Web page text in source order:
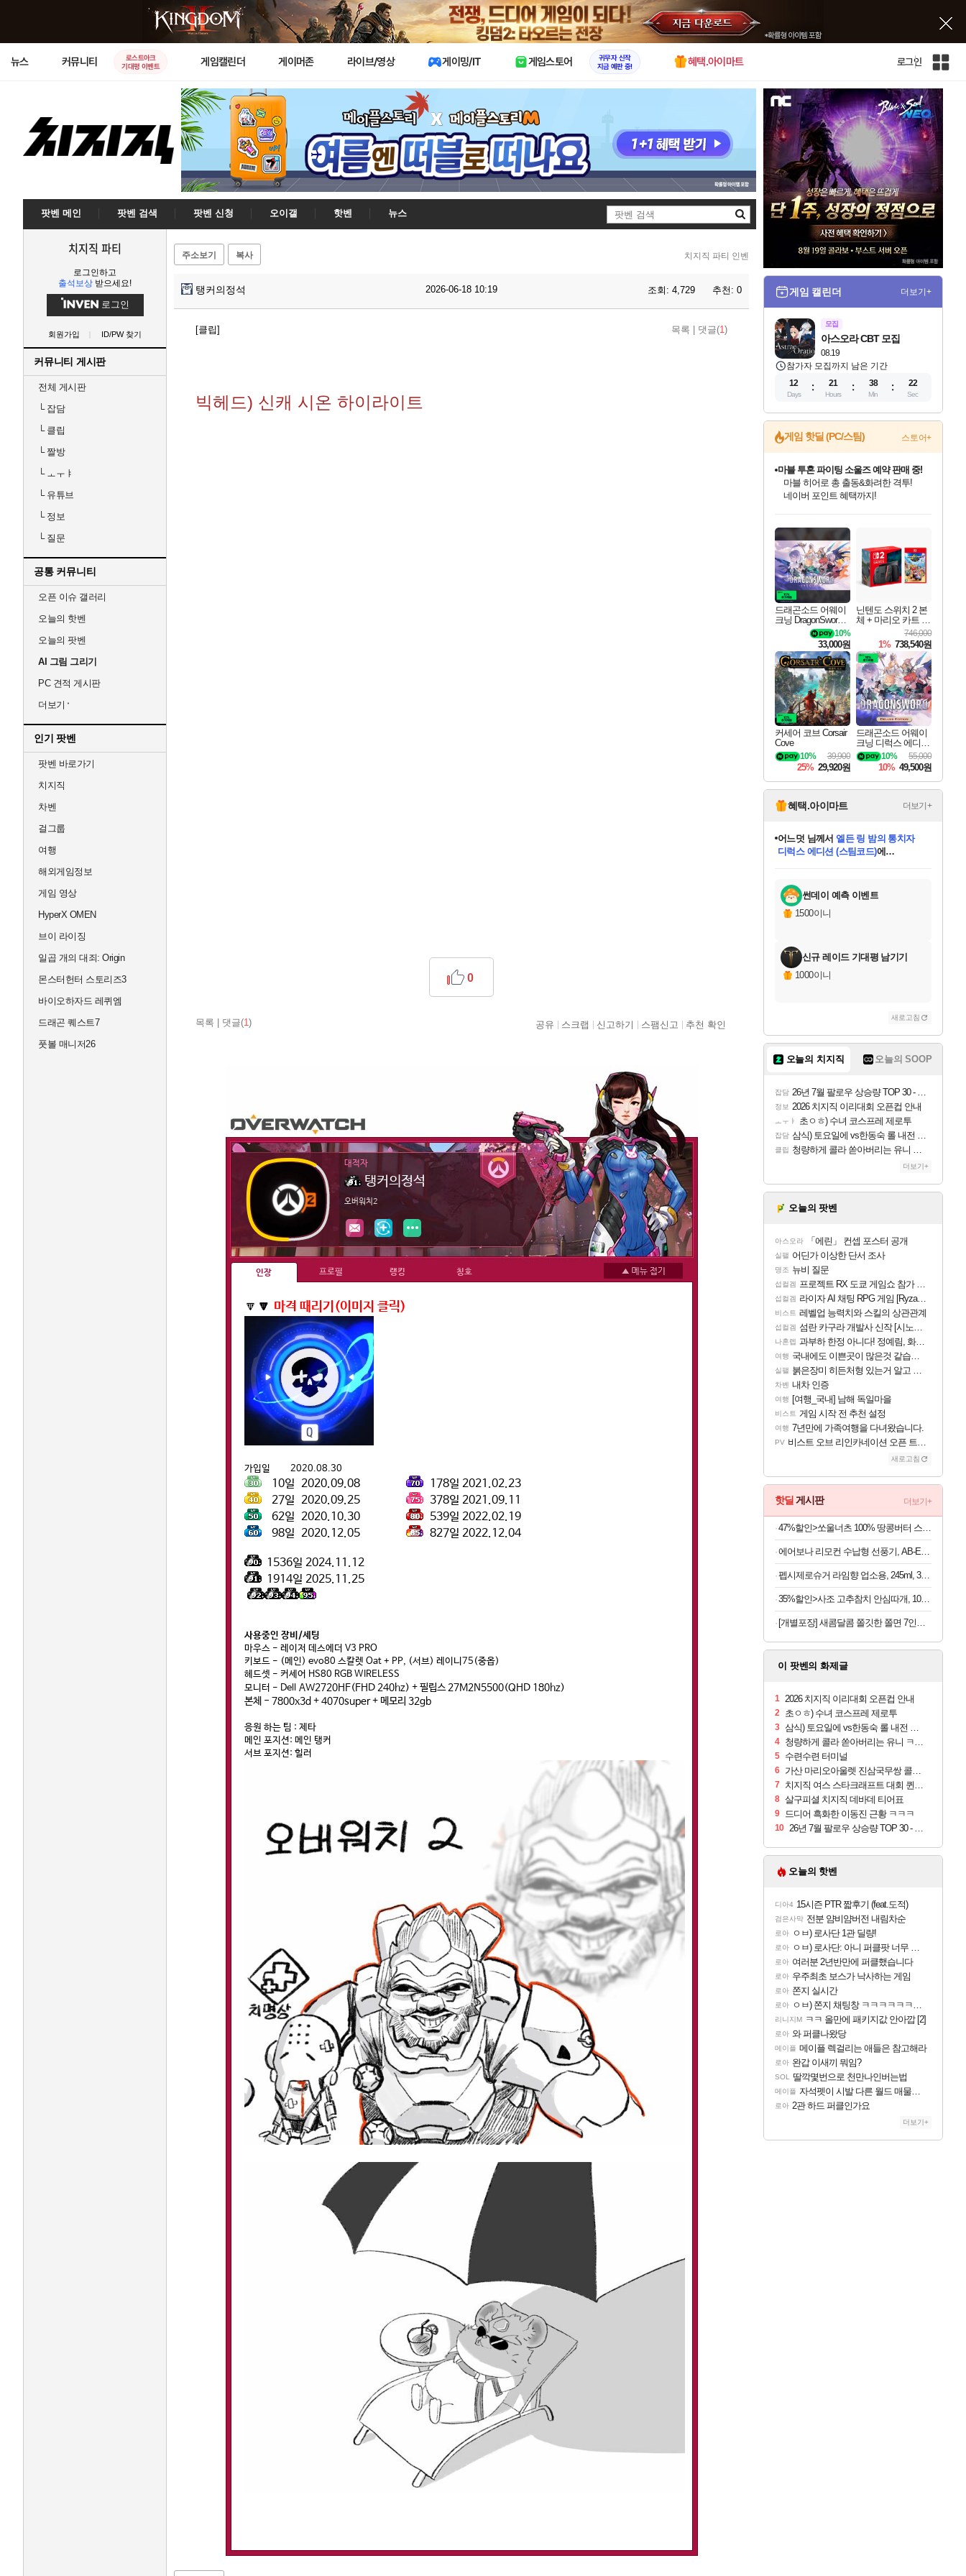
X
뉴스 커뮤니티
로스트아크
기대평 이벤트
게임캘린더 게이머존 라이브/영상 게이밍/IT 게임스토어
귀무자 신작
지금 예판 중!
혜택.아이마트 로그인
인
전
체
사
팟벤 메인 팟벤 검색 팟벤 신청 오이갤 핫벤
뉴스
검
치지직 파티
로그인하고
출석보상 받으세요!
로그인
회원가입 ID/PW 찾기
커뮤니티 게시판
전체 게시판
└잡담
└클립
└짤방
└ㅗㅜㅑ
└유튜브
└정보
└질문
공통 커뮤니티
오픈 이슈 갤러리
오늘의 핫벤
오늘의 팟벤
AI 그림 그리기
PC 견적 게시판
더보기
인기 팟벤
팟벤 바로가기
치지직
차벤
걸그룹
여행
해외게임정보
게임 영상
HyperX OMEN
브이 라이징
일곱 개의 대죄: Origin
몬스터헌터 스토리즈3
바이오하자드 레퀴엠
드래곤 퀘스트7
풋볼 매니저26
주소보기 복사 치지직 파티 인벤
탱커의정석 2026-06-18 10:19 조회: 4,729 추천: 0
[클립] 목록 댓글(1)
빅헤드) 신캐 시온 하이라이트
목록 댓글(1)
0
공유 스크랩 신고하기 스팸신고 추천 확인
대적자
탱커의정석
오버워치2
인장 프로필 랭킹 칭호
🔽 🔽 마격 때리기(이미지 클릭)
모두
가입일 2020.08.30
10일 2020.09.08
178일 2021.02.23
27일 2020.09.25
378일 2021.09.11
62일 2020.10.30
539일 2022.02.19
98일 2020.12.05
827일 2022.12.04
1536일 2024.11.12
1914일 2025.11.25
사용중인 장비/세팅
마우스 - 레이저 데스에더 V3 PRO
키보드 - (메인) evo80 스칼렛 Oat + PP, (서브) 레이니75(중옵)
헤드셋 - 커세어 HS80 RGB WIRELESS
모니터 - Dell AW2720HF(FHD 240hz) + 필립스 27M2N5500(QHD 180hz)
본체 - 7800x3d + 4070super + 메모리 32gb
응원 하는 팀 : 제타
메인 포지션: 메인 탱커
서브 포지션: 힐러
게임 캘린더 더보기+
모집
08.19
아스오라 CBT 모집
참가자 모집까지 남은 기간
12
Days
21
Hours
38
Min
21
Sec
게임 핫딜 (PC/스팀) 스토어+
네이버혜택과 함께 만나보세요!
50%할인&추가 적립까지!
이니&베니 혜택까지!
네이버 혜택가와 함께 예약하세요!
할인&네이버혜택으로 만나보세요!
네이버페이 혜택과 만나보세요!
40주년 프로모션으로 만나보세요!
마블 투혼 파이팅 소울즈 예약 판매 중!
마블 히어로 총 출동&화려한 격투!
캡콤 프렌차이즈 할인 진행 중!
몬헌, 바하 등 인기 IP를
할인가에 만나보세요!
일부 에디션 상시 할인!
혜택으로 예약 판매 중
편안하게 충전하세요
드래곤소드 어웨이
크닝 DragonSword A
10%
33,000원
닌텐도 스위치 2 본
체 + 마리오 카트 월
746,000
1% 738,540원
커세어 코브 Corsair
Cove
39,900
10%
25% 29,920원
드래곤소드 어웨이
크닝 디럭스 에디션
DragonSword Awake
ning Deluxe Edition
55,000
10%
10% 49,500원
혜택.아이마트 더보기+
당첨되셨습니다.
당첨되셨습니다.
어느덧 님께서엘든 링 밤의 통치자
디럭스 에디션 (스팀코드)에
당첨되셨습니다.
에디션 (스팀코드)를 교환.
당첨되셨습니다.
당첨되셨습니다.
당첨되셨습니다.
당첨되셨습니다.
썬데이 예측 이벤트
1500이니
신규 레이드 기대평 남기기
1000이니
새로고침
오늘의 치지직 오늘의 SOOP
잡담 26년 7월 팔로우 상승량 TOP 30 - 월간 치지직
정보 2026 치지직 이리대회 오픈컵 안내
ㅗㅜㅑ 초ㅇㅎ) 수녀 코스프레 제로투
잡담 삼식) 토요일에 vs한동숙 롤 내전 예정
클립 청량하게 콜라 쏟아버리는 유니 ㅋㅋㅋ
더보기+
오늘의 팟벤
아스오라 「에린」 컨셉 포스터 공개
실팰 어딘가 이상한 단서 조사
명조 뉴비 질문
섭컬겜 프로젝트 RX 도쿄 게임쇼 참가 결정
섭컬겜 라이자 AI 채팅 RPG 게임 [RyzaChat: AI] 공개
비스트 레벨업 능력치와 스킬의 상관관계
섭컬겜 섬란 카구라 개발사 신작 [시노비 넥서스] 연내 출시 예정
나혼렙 과부하 한정 아니다! 정예림, 화속성 서포터 세대 교체
여행 국내에도 이쁜곳이 많은것 같습니다
실팰 붉은장미 히든처형 있는거 알고 있었음?
차벤 내차 인증
여행 [여행_국내] 남해 독일마을
비스트 게임 시작 전 추천 설정
여행 7년만에 가족여행을 다녀왔습니다.
PV 비스트 오브 리인카네이션 오픈 트레일러
새로고침
핫딜 게시판 더보기+
47%할인>쏘울너츠 100% 땅콩버터 스무스, 500g, 2개
에어보나 리모컨 수납형 선풍기, AB-E500FF, 1개
펩시제로슈거 라임향 업소용, 245ml, 30개
35%할인>사조 고추참치 안심따개, 100g, 10개
[개별포장] 새콤달콤 쫄깃한 쫄면 7인분(면 200g 7봉+소스 50g 7봉)
이 팟벤의 화제글
1 2026 치지직 이리대회 오픈컵 안내
2 초ㅇㅎ) 수녀 코스프레 제로투
3 삼식) 토요일에 vs한동숙 롤 내전 예정
4 청량하게 콜라 쏟아버리는 유니 ㅋㅋㅋ
5 수련수련 터미널
6 가산 마리오아울렛 진삼국무쌍 콜라보카페 후기
7 치지직 여스 스타크래프트 대회 퀸전 시즌2 정보
8 살구피셜 치지직 데바데 티어표
9 드디어 흑화한 이동진 근황 ㅋㅋㅋ
10 26년 7월 팔로우 상승량 TOP 30 - 월간 치지직
오늘의 핫벤
디아4 15시즌 PTR 짧후기 (feat.도적)
검은사막 전분 얌비얌버전 내림차순
로아 ㅇㅂ) 로사단 1관 딜량!
로아 ㅇㅂ) 로사단: 아니 퍼클팟 너무 심하네 예의가 없어(?)
로아 여러분 2년반만에 퍼클했습니다
로아 우주최초 보스가 낙사하는 게임
로아 쫀지 실시간
로아 ㅇㅂ) 쫀지 채팅창 ㅋㅋㅋㅋㅋㅋㅋㅋㅋㅋㅋ
리니지M ㅋㅋ 올만에 패키지값 안아깝 [2]
로아 와 퍼클나왔당
메이플 메이플 렉걸리는 애들은 참고해라
로아 완갑 이새끼 뭐임?
SOL 딸깍몇번으로 천만나인버는법
메이플 자석펫이 시발 다른 월드 매물이 183억인데 우리 월드 걸 207억에 처올리면 관세 내고 183억짜릴 사지 시발놈아 관세 없이 사려고 검색했더니 관세 붙인 가격으로 팔고 있으면 좋다고 사겠냐 개놈새끼야
로아 2관 하드 퍼클인가요
더보기+